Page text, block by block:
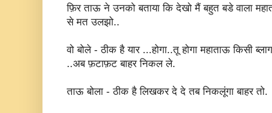
फ़िर ताऊ ने उनको बताया कि देखो मैं बहुत बडे वाला
से मत उलझो..
वो बोले - ठीक है यार ...होगा..तू होगा महाताऊ किसी
..अब फ़टाफ़ट बाहर निकल ले.
ताऊ बोला - ठीक है लिखकर दे दे तब निकलूंगा बाहर तो.